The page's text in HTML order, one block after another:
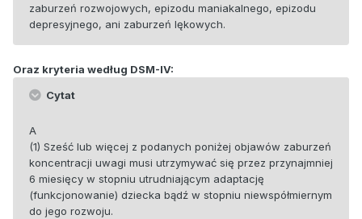
zaburzeń rozwojowych, epizodu maniakalnego, epizodu
depresyjnego, ani zaburzeń lękowych.
Oraz kryteria według DSM-IV:
Cytat
A
(1) Sześć lub więcej z podanych poniżej objawów zaburzeń
koncentracji uwagi musi utrzymywać się przez przynajmniej
6 miesięcy w stopniu utrudniającym adaptację
(funkcjonowanie) dziecka bądź w stopniu niewspółmiernym
do jego rozwoju.